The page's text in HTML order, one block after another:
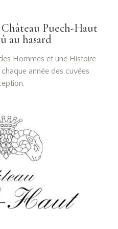
Puech-Haut
au hasard
Hommes et une Histoire
année des cuvées